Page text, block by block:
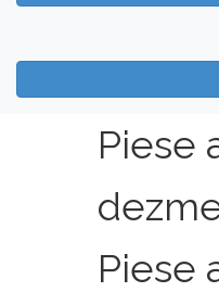
Piese
Piese